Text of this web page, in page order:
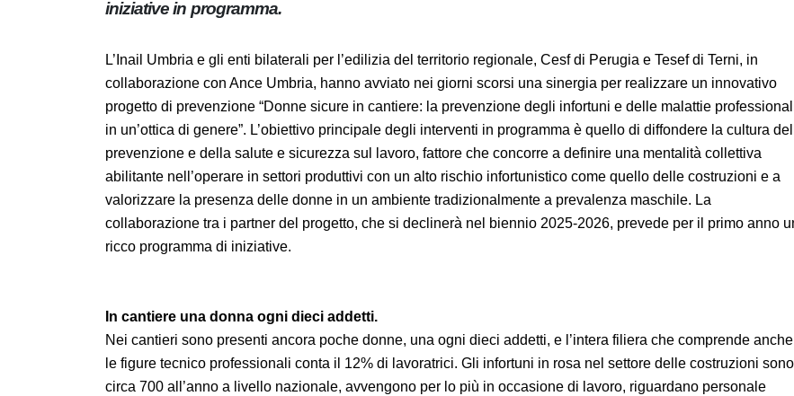
Le iniziative in programma.
L’Inail Umbria e gli enti bilaterali per l’edilizia del territorio regionale, Cesf di Perugia e Tesef di Terni, in
collaborazione con Ance Umbria, hanno avviato nei giorni scorsi una sinergia per realizzare un
innovativo progetto di prevenzione “Donne sicure in cantiere: la prevenzione degli infortuni e delle
malattie professionali in un’ottica di genere”. L’obiettivo principale degli interventi in programma è
quello di diffondere la cultura della prevenzione e della salute e sicurezza sul lavoro, fattore che
concorre a definire una mentalità collettiva abilitante nell’operare in settori produttivi con un alto
rischio infortunistico come quello delle costruzioni e a valorizzare la presenza delle donne in un
ambiente tradizionalmente a prevalenza maschile. La collaborazione tra i partner del progetto, che si
declinerà nel biennio 2025-2026, prevede per il primo anno un ricco programma di iniziative.
In cantiere una donna ogni dieci addetti.
Nei cantieri sono presenti ancora poche donne, una ogni dieci addetti, e l’intera filiera che comprende
anche le figure tecnico professionali conta il 12% di lavoratrici. Gli infortuni in rosa nel settore delle